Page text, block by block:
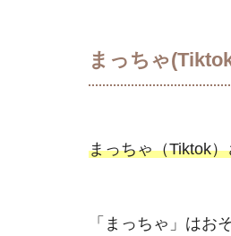
まっちゃ
まっちゃ（Tiktok
「まっちゃ」は